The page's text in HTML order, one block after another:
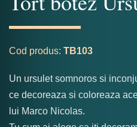
Cod produs: TB103
Un ursulet somnoros si
ce decoreaza si coloreaza
lui Marco Nicolas.